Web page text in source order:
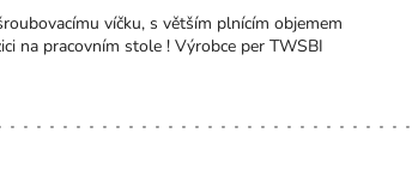
víčku, s větším plnícím objemem
na pracovním stole ! Výrobce per TWSBI